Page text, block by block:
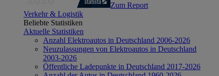
Zum Report
Verkehr & Logistik
Beliebte Statistiken
Aktuelle Statistiken
Anzahl Elektroautos in Deutschland 2006-2026
Neuzulassungen von Elektroautos in Deutschland
2003-2026
Öffentliche Ladepunkte in Deutschland 2017-2026